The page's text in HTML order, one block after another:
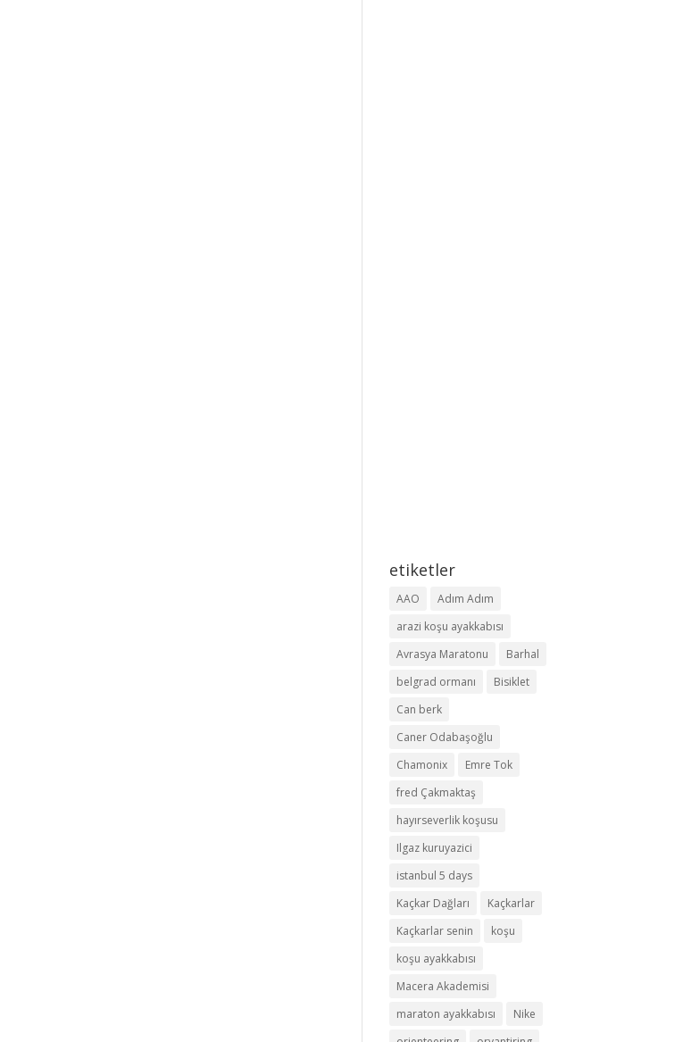
etiketler
AAO
Adım Adım
arazi koşu ayakkabısı
Avrasya Maratonu
Barhal
belgrad ormanı
Bisiklet
Can berk
Caner Odabaşoğlu
Chamonix
Emre Tok
fred Çakmaktaş
hayırseverlik koşusu
Ilgaz kuruyazici
istanbul 5 days
Kaçkar Dağları
Kaçkarlar
Kaçkarlar senin
koşu
koşu ayakkabısı
Macera Akademisi
maraton ayakkabısı
Nike